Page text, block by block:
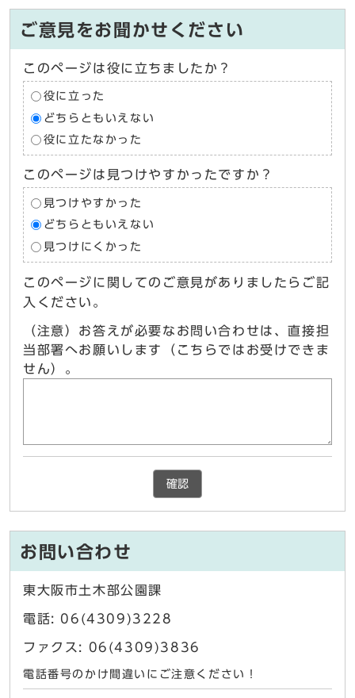
ご意見をお聞かせください
このページは役に立ちましたか？
役に立った
どちらともいえない
役に立たなかった
このページは見つけやすかったですか？
見つけやすかった
どちらともいえない
見つけにくかった
このページに関してのご意見がありましたらご記
入ください。
（注意）お答えが必要なお問い合わせは、直接担
当部署へお願いします（こちらではお受けできま
せん）。
確認
お問い合わせ
東大阪市土木部公園課
電話: 06(4309)3228
ファクス: 06(4309)3836
電話番号のかけ間違いにご注意ください！